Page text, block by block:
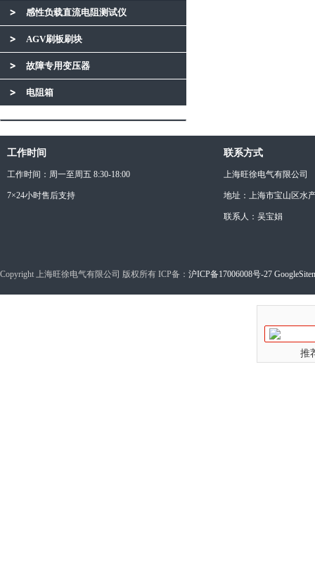
感性负载直流电阻测试仪
AGV刷板刷块
故障专用变压器
电阻箱
工作时间
工作时间：周一至周五 8:30-18:00
7×24小时售后支持
联系方式
上海旺徐电气有限公司
地址：上海市宝山区水
联系人：吴宝娟
Copyright 上海旺徐电气有限公司 版权所有 ICP备： 沪ICP备17006008号-27
推